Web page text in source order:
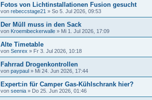
Fotos von Lichtinstallationen Fusion gesucht
von rebeccstage21 » So 5. Jul 2026, 09:53
Der Müll muss in den Sack
von Kroemibeckerwalle » Mi 1. Jul 2026, 17:09
Alte Timetable
von Senrex » Fr 3. Jul 2026, 10:18
Fahrrad Drogenkontrollen
von paypaul » Mi 24. Jun 2026, 17:44
Expert:in für Camper Gas-Kühlschrank hier?
von seenia » Do 25. Jun 2026, 01:46